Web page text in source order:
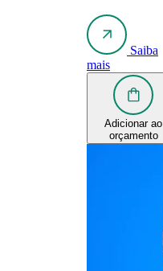
Saiba
mais
Adicionar ao
orçamento